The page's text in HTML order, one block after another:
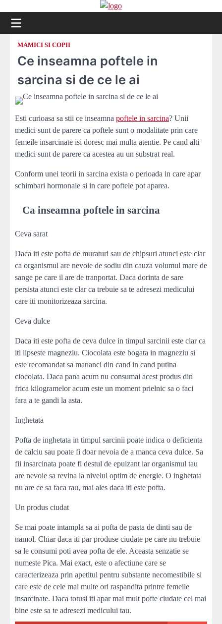
content
MAMICI SI COPII
Ce inseamna poftele in
sarcina si de ce le ai
Esti curioasa sa stii ce inseamna poftele in sarcina? Unii
medici sunt de parere ca poftele sunt o modalitate prin care
femeile insarcinate isi doresc mai multa atentie. Pe cand alti
medici sunt de parere ca acestea au un substrat real.
Conform unei teorii in sarcina exista o perioada in care apar
schimbari hormonale si in care poftele pot aparea.
Ca inseamna poftele in sarcina
Ceva sarat
Daca iti este pofta de muraturi sau de chipsuri atunci este clar
ca organismul are nevoie de sodiu din cauza volumul mare de
sange pe care il are de tranportat. Daca dorinta de sare
persista atunci este clar ca trebuie sa te adresezi medicului
care iti monitorizeaza sarcina.
Ceva dulce
Daca iti este pofta de ceva dulce in timpul sarcinii este clar ca
iti lipseste magneziu. Ciocolata este bogata in magneziu si
este recomandat sa mananci din cand in cand putina
ciocolata. Daca pana acum nu consumai acest produs din
frica kilogramelor acum este un moment prielnic sa o faci
fara a te gandi la asta.
Inghetata
Pofta de inghetata in timpul sarcinii poate indica o deficienta
de calciu sau poate fi doar nevoia de a manca ceva dulce. Sa
fii insarcinata poate fi destul de epuizant iar organismul tau
are nevoie sa revina la nivelul optim de energie. O inghetata
nu are ce sa faca rau, mai ales daca iti este pofta.
Un produs ciudat
Se mai poate intampla sa ai pofta de pasta de dinti sau de
namol. Chiar daca iti par produse ciudate pe care nu trebuie
sa le consumi poti avea pofta de ele. Aceasta senzatie se
numeste Pica. Mai exact, este o afectiune care se
caracterizeaza prin apetitul pentru substante necomestibile si
care este de cele mai multe ori raspandita printre femeile
insarcinate. Daca totusi iti apar mai mult pofte ciudate cel mai
bine este sa te adresezi medicului tau.